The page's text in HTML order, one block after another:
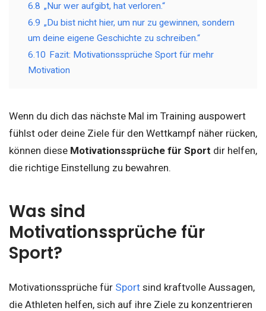
6.8 „Nur wer aufgibt, hat verloren.“
6.9 „Du bist nicht hier, um nur zu gewinnen, sondern
um deine eigene Geschichte zu schreiben.“
6.10 Fazit: Motivationssprüche Sport für mehr
Motivation
Wenn du dich das nächste Mal im Training auspowert
fühlst oder deine Ziele für den Wettkampf näher rücken,
können diese Motivationssprüche für Sport dir helfen,
die richtige Einstellung zu bewahren.
Was sind
Motivationssprüche für
Sport?
Motivationssprüche für Sport sind kraftvolle Aussagen,
die Athleten helfen, sich auf ihre Ziele zu konzentrieren